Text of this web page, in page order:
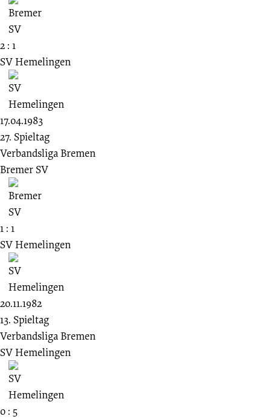
2 : 1
SV Hemelingen
17.04.1983
27. Spieltag
Verbandsliga Bremen
Bremer SV
1 : 1
SV Hemelingen
20.11.1982
13. Spieltag
Verbandsliga Bremen
SV Hemelingen
0 : 5